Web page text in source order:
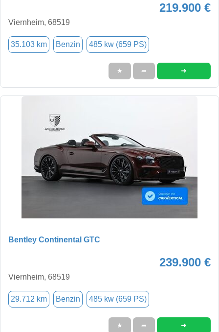
219.900 €
Viernheim, 68519
35.103 km Benzin 485 kw (659 PS)
★ ➦ ➜
Bentley Continental GTC
239.900 €
Viernheim, 68519
29.712 km Benzin 485 kw (659 PS)
★ ➦ ➜